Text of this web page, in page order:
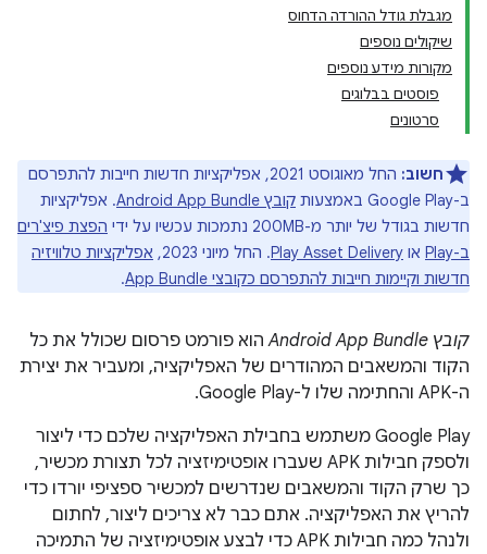
מגבלת גודל ההורדה הדחוס
שיקולים נוספים
מקורות מידע נוספים
פוסטים בבלוגים
סרטונים
חשוב:
החל מאוגוסט 2021, אפליקציות חדשות חייבות להתפרסם
ב-Google Play באמצעות
קובץ Android App Bundle
. אפליקציות
חדשות בגודל של יותר מ-200MB נתמכות עכשיו על ידי
הפצת פיצ'רים
ב-Play
או Play Asset Delivery. החל מיוני 2023,
אפליקציות טלוויזיה
חדשות וקיימות חייבות להתפרסם כקובצי App Bundle
.
קובץ Android App Bundle
הוא פורמט פרסום שכולל את כל
הקוד והמשאבים המהודרים של האפליקציה, ומעביר את יצירת
ה-APK והחתימה שלו ל-Google Play.
‫Google Play משתמש בחבילת האפליקציה שלכם כדי ליצור
ולספק חבילות APK שעברו אופטימיזציה לכל תצורת מכשיר,
כך שרק הקוד והמשאבים שנדרשים למכשיר ספציפי יורדו כדי
להריץ את האפליקציה. אתם כבר לא צריכים ליצור, לחתום
ולנהל כמה חבילות APK כדי לבצע אופטימיזציה של התמיכה